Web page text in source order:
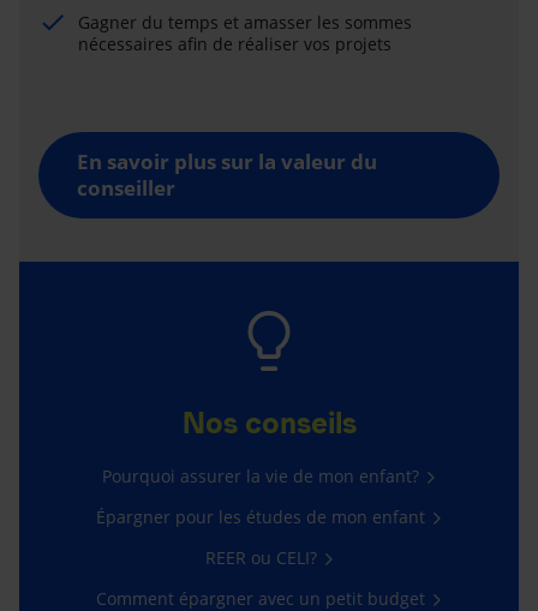
Gagner du temps et amasser les sommes
nécessaires afin de réaliser vos projets
En savoir plus sur la valeur du
conseiller
Nos conseils
Pourquoi assurer la vie de mon enfant?
Épargner pour les études de mon enfant
REER ou CELI?
Comment épargner avec un petit budget